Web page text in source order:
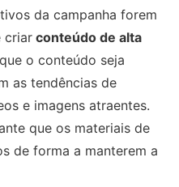
da campanha forem
criar conteúdo de alta
o conteúdo seja
as tendências de
e imagens atraentes.
que os materiais de
de forma a manterem a